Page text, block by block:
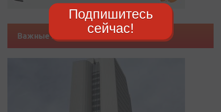
Важные новости
Подпишитесь
сейчас!